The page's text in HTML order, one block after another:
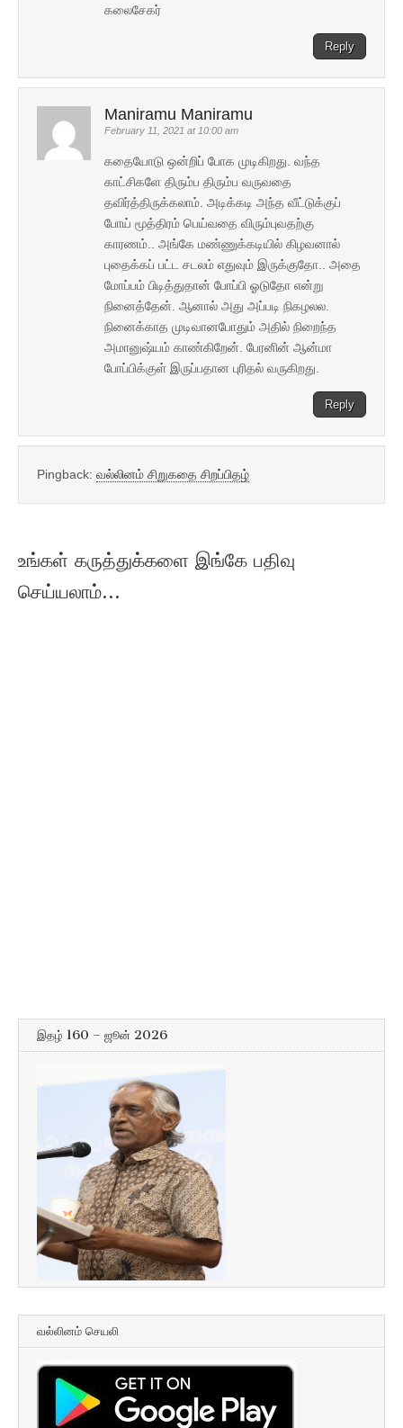
கலைசேகர்
Reply
Maniramu Maniramu
February 11, 2021 at 10:00 am
கதையோடு ஒன்றிப் போக முடிகிறது. வந்த
காட்சிகளே திரும்ப திரும்ப வருவதை
தவிர்த்திருக்கலாம். அடிக்கடி அந்த வீட்டுக்குப்
போய் மூத்திரம் பெய்வதை விரும்புவதற்கு
காரணம்.. அங்கே மண்ணுக்கடியில் கிழவனால்
புதைக்கப் பட்ட சடலம் எதுவும் இருக்குதோ.. அதை
மோப்பம் பிடித்துதான் போப்பி ஓடுதோ என்று
நினைத்தேன். ஆனால் அது அப்படி நிகழலல.
நினைக்காத முடிவானபோதும் அதில் நிறைந்த
அமானுஷ்யம் காண்கிறேன். பேரனின் ஆன்மா
போப்பிக்குள் இருப்பதான புரிதல் வருகிறது.
Reply
Pingback: வல்லினம் சிறுகதை சிறப்பிதழ்
உங்கள் கருத்துக்களை இங்கே பதிவு
செய்யலாம்...
இதழ் 160 – ஜூன் 2026
வல்லினம் செயலி